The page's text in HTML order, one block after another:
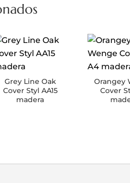
Grey Line Oak
Cover Styl AA15
madera
Orangey
Cover